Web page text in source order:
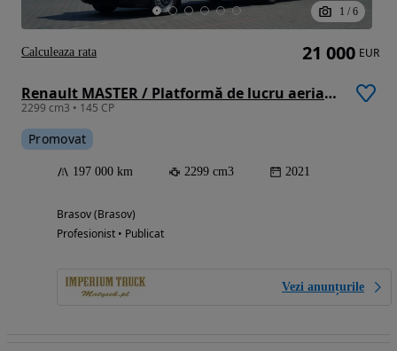
1 / 6
Renault MASTER / Platformă de lucru aeriană / Platformă de lucru metalică / Coș de ridicare FRANCE ELAVATEUR 121 Ft - 12 M / CAPACITATE MAXIMĂ DE RIDICARE 120 KG / EURO 6
2299 cm3 • 145 CP
Promovat
197 000 km 2299 cm3 2021
Brasov (Brasov)
Profesionist • Publicat
Vezi anunțurile
21 000 EUR
Calculeaza rata